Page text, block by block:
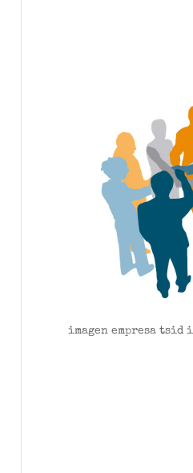
imagen empresa tsid